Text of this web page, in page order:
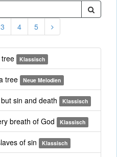
3 4 5
Klassisch
tree Neue Melodien
sin and death Klassisch
breath of God Klassisch
of sin Klassisch